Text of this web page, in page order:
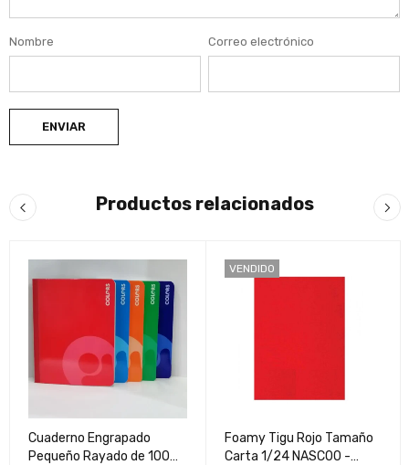
Nombre Correo electrónico
Productos relacionados
Cuaderno Engrapado
Pequeño Rayado de 100
VENDIDO
Foamy Tigu Rojo Tamaño
Carta 1/24 NASC00 -